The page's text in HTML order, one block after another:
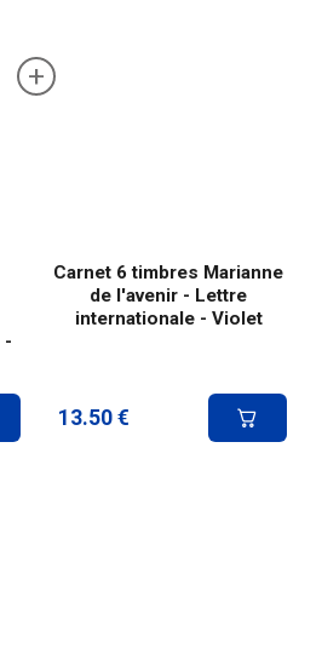
+
-
Carnet 6 timbres Marianne
de l'avenir - Lettre
internationale - Violet
13.50 €